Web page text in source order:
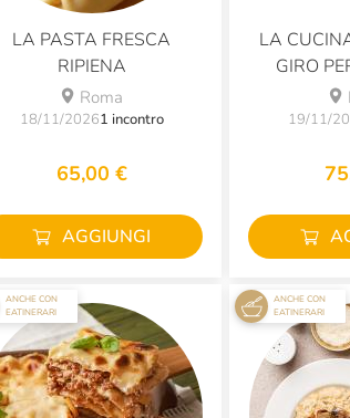
LA PASTA FRESCA
RIPIENA
Roma
18/11/20261 incontro
65,00 €
AGGIUNGI
LA
GIRO
19/11/
ANCHE CON
EATINERARI
ANCHE CON
EATINERARI